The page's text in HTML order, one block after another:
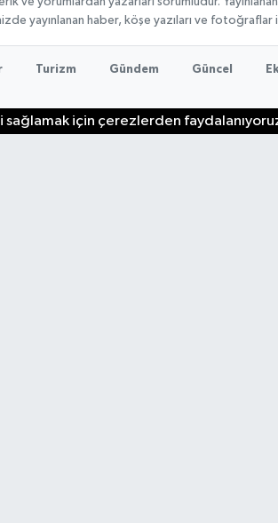
yayınlanan haber, köşe yazıları ve fotoğraflar
Turizm Gündem Güncel
sağlamak için çerezlerden